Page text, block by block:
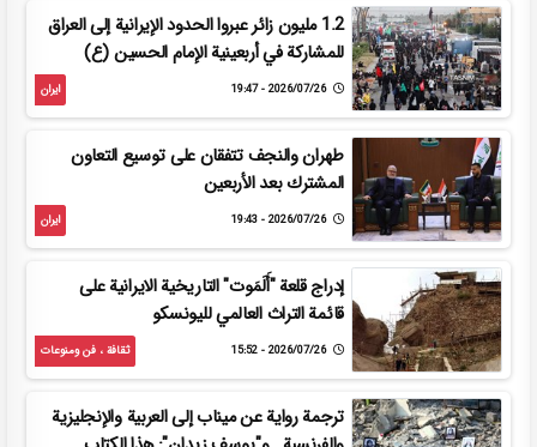
1.2 مليون زائر عبروا الحدود الإيرانية إلى العراق
للمشاركة في أربعينية الإمام الحسين (ع)
2026/07/26 - 19:47 ایران
طهران والنجف تتفقان على توسيع التعاون
المشترك بعد الأربعين
2026/07/26 - 19:43 ایران
إدراج قلعة "أَلَمَوت" التاريخية الايرانية على
قائمة التراث العالمي لليونسكو
2026/07/26 - 15:52 ثقافة ، فن ومنوعات
ترجمة رواية عن ميناب إلى العربية والإنجليزية